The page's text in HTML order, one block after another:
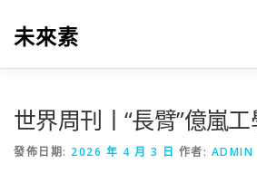
未來素
世界周刊丨“長臂”億嵐
發佈日期: 2026 年 4 月 3 日 作者: ADMIN